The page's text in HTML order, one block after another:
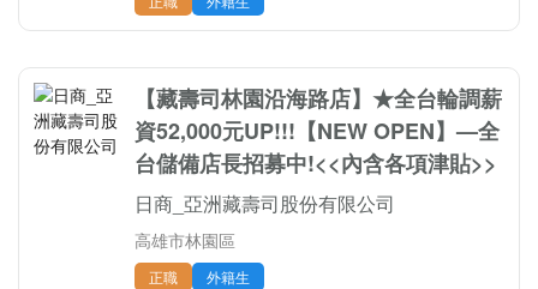
【藏壽司林園沿海路店】★全台輪調薪
資52,000元UP!!!【NEW OPEN】—全
台儲備店長招募中!<<內含各項津貼>>
日商_亞洲藏壽司股份有限公司
高雄市林園區
正職 外籍生